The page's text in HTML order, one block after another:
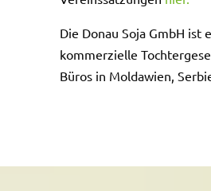
Die Donau Soja GmbH ist
kommerzielle
Büros in Moldawien,